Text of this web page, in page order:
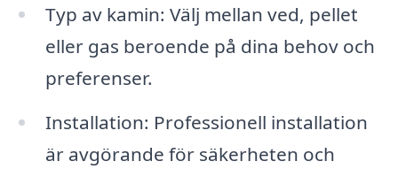
Typ av kamin: Välj mellan ved, pellet
eller gas beroende på dina behov och
preferenser.
Installation: Professionell installation
är avgörande för säkerheten och